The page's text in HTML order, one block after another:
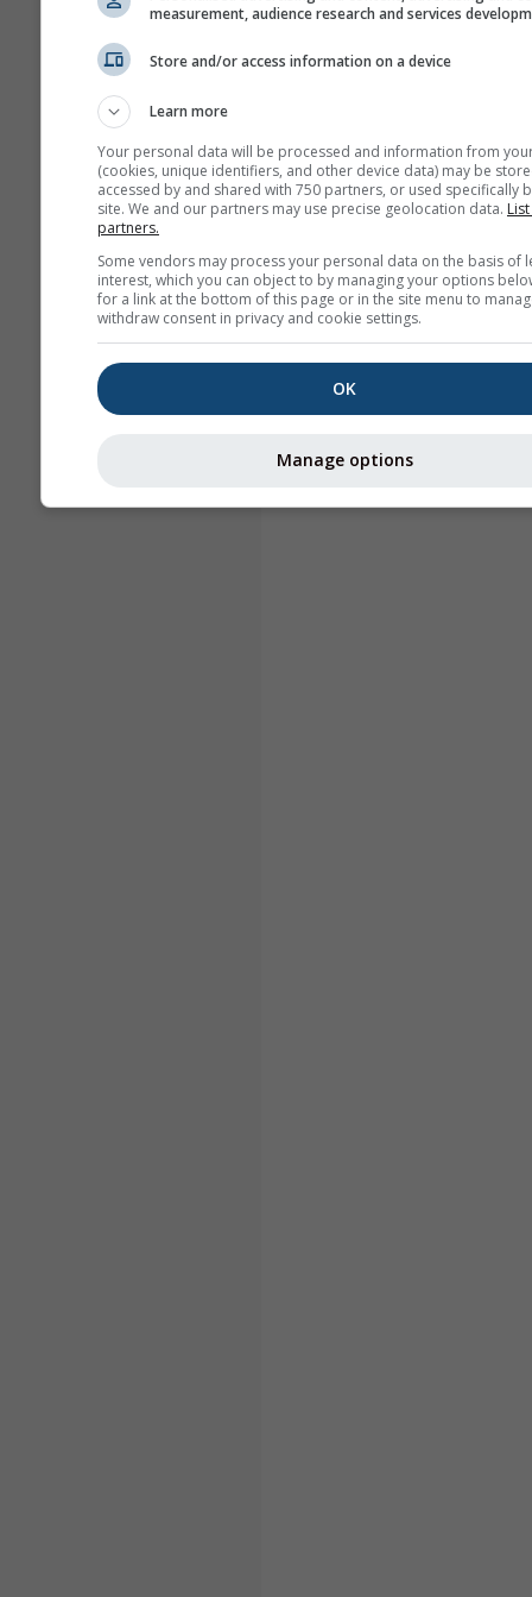
measurement, audience research and services
Store and/or access information on a device
Learn more
Your personal data will be processed and information from
(cookies, unique identifiers, and other device data) may be
accessed by and shared with 750 partners, or used specifically
site. We and our partners may use precise geolocation data.
partners.
Some vendors may process your personal data on the basis of
interest, which you can object to by managing your options
for a link at the bottom of this page or in the site menu to
withdraw consent in privacy and cookie settings.
OK
Manage options